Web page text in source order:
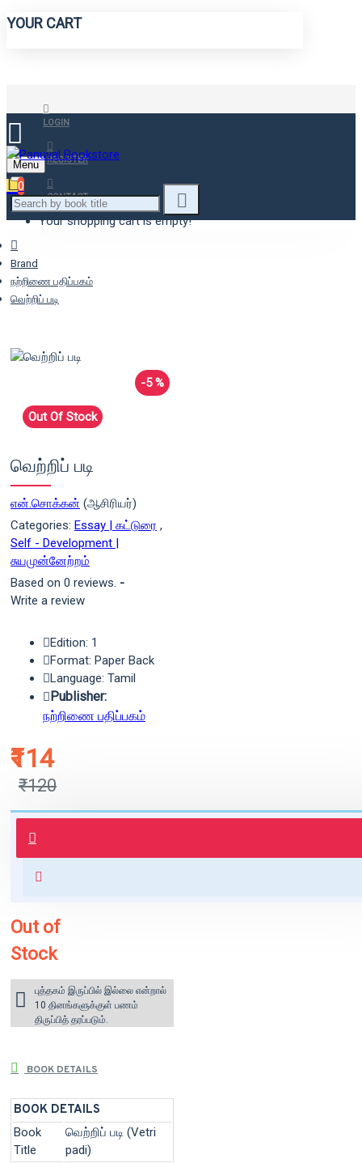
YOUR CART
LOGIN
REGISTER
CONTACT
Menu
0
Your shopping cart is empty!
Brand
நற்றிணை பதிப்பகம்
வெற்றிப் படி
-5 %
Out Of Stock
வெற்றிப் படி
என்.சொக்கன் (ஆசிரியர்)
Categories: Essay | கட்டுரை ,
Self - Development |
சுயமுன்னேற்றம்
Based on 0 reviews. -
Write a review
₹114
₹120
Edition: 1
Format: Paper Back
Language: Tamil
Publisher:
நற்றிணை பதிப்பகம்
புத்தகம் 3 - 7 நாட்களில் அனுப்பி
வைக்கப்படும்.
for orders above ₹1000 within
Out of
Stock
புத்தகம் இருப்பில் இல்லை என்றால்
10 தினங்களுக்குள் பணம்
திருப்பித் தரப்படும்.
BOOK DETAILS
BOOK DETAILS
Book
Title
வெற்றிப் படி (Vetri
padi)